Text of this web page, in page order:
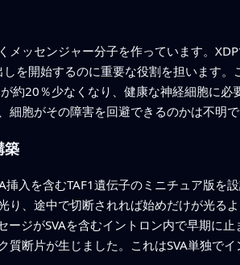
ッセンジャー分子を作っています。
を開始するのに重要な役割を担います
約20％少なくなり、健康な神経細胞に必
胞がその障害を回避できるのかは不明で
築
入を含むTAF1遺伝子のミニチュア版を
、途中で切断されれば始めだけが光る
ジがSVAを含むイントロン内で早期に
断片が生じました。これはSVA単独で